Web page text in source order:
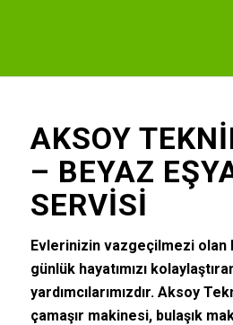
AKSOY
– BEYAZ
SERVISI
Evlerinizin vazgeçilmezi olan
günlük hayatımızı
yardımcılarımızdır. Aksoy
çamaşır makinesi, bulaşık